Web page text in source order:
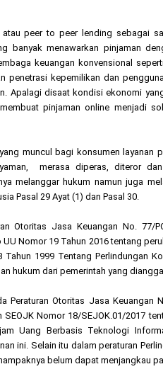
atau peer to peer lending sebagai
banyak menawarkan pinjaman
keuangan konvensional
penetrasi kepemilikan dan
Apalagi disaat kondisi ekonomi
pinjaman online menjadi
muncul bagi konsumen layanan
merasa diperas, diteror
melanggar hukum namun juga
Pasal 29 Ayat (1) dan Pasal 30.
Otoritas Jasa Keuangan No. 77/
Nomor 19 Tahun 2016 tentang
Tahun 1999 Tentang Perlindungan
hukum dari pemerintah yang
Peraturan Otoritas Jasa Keuangan
Nomor 18/SEJOK.01/2017
Uang Berbasis Teknologi
ini. Selain itu dalam peraturan
belum dapat menjangkau